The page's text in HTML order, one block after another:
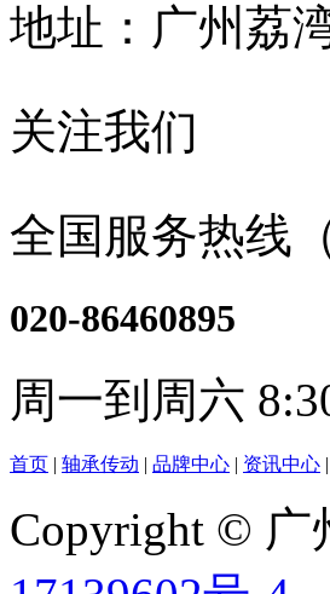
地址：广州荔
关注我们
全国服务热线
020-86460895
周一到周六
首页 | 轴承传动 | 品牌中心 | 资讯中心 |
Copyright ©